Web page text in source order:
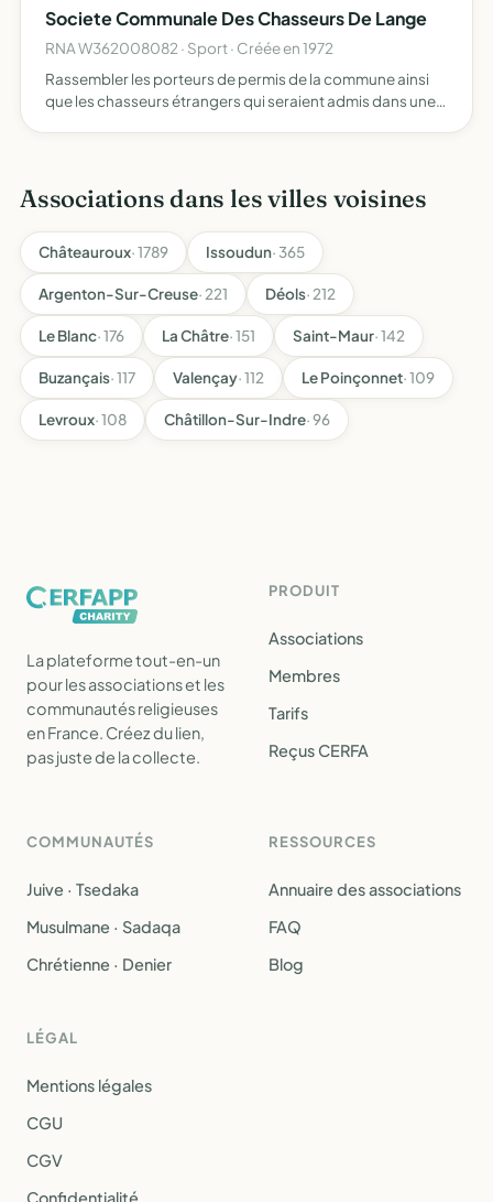
Societe Communale Des Chasseurs De Lange
RNA W362008082 · Sport · Créée en 1972
Rassembler les porteurs de permis de la commune ainsi
que les chasseurs étrangers qui seraient admis dans une
Associations dans les villes voisines
Châteauroux· 1789 Issoudun· 365
Argenton-Sur-Creuse· 221 Déols· 212
Le Blanc· 176 La Châtre· 151 Saint-Maur· 142
Buzançais· 117 Valençay· 112 Le Poinçonnet· 109
Levroux· 108 Châtillon-Sur-Indre· 96
La plateforme tout-en-un
pour les associations et les
communautés religieuses
en France. Créez du lien,
pas juste de la collecte.
PRODUIT
Associations
Membres
Tarifs
Reçus CERFA
COMMUNAUTÉS
Juive · Tsedaka
Musulmane · Sadaqa
Chrétienne · Denier
RESSOURCES
Annuaire des associations
FAQ
Blog
LÉGAL
Mentions légales
CGU
CGV
Confidentialité